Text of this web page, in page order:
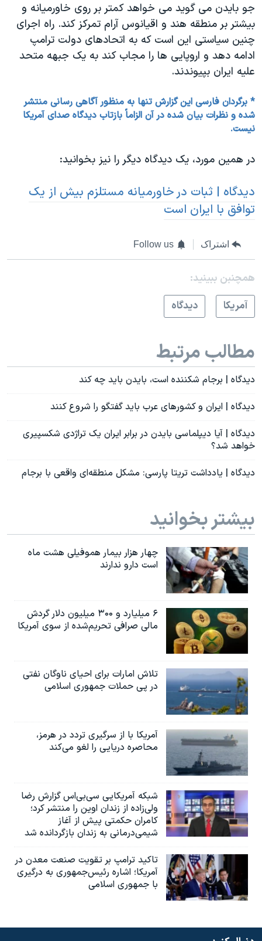
جو بایدن می گوید می خواهد کمتر بر روی خاورمیانه و
بیشتر بر منطقه هند و اقیانوس آرام تمرکز کند. راه اجرای
چنین سیاستی این است که به اتحادهای دولت ترامپ
ادامه دهد و اروپایی ها را مجاب کند به یک جبهه متحد
علیه ایران بپیوندند.
* برگردان فارسی این گزارش تنها به منظور آگاهی رسانی منتشر
شده و نظرات بیان شده در آن الزاماً بازتاب دیدگاه صدای آمریکا
نیست.
در همین مورد، یک دیدگاه دیگر را نیز بخوانید:
دیدگاه | ثبات در خاورمیانه مستلزم بیش از یک
توافق با ایران است
اشتراک Follow us
همچنبن ببینید:
آمريکا
دیدگاه
مطالب مرتبط
دیدگاه | برجام شکننده است، بایدن باید چه کند
دیدگاه | ایران و کشورهای عرب باید گفتگو را شروع کنند
دیدگاه | آیا دیپلماسی بایدن در برابر ایران یک تراژدی شکسپیری
خواهد شد؟
دیدگاه | یادداشت تریتا پارسی: مشکل منطقه‌ای واقعی با برجام
بیشتر بخوانید
چهار هزار بیمار هموفیلی هشت ماه
است دارو ندارند
۶ میلیارد و ۳۰۰ میلیون دلار گردش
مالی صرافی تحریم‌شده از سوی آمریکا
تلاش امارات برای احیای ناوگان نفتی
در پی حملات جمهوری اسلامی
آمریکا با از سرگیری تردد در هرمز،
محاصره دریایی را لغو می‌کند
شبکه آمریکایی سی‌بی‌‌اس گزارش رضا
ولی‌زاده از زندان اوین را منتشر کرد؛
کامران حکمتی پیش از آغاز
شیمی‌درمانی به زندان بازگردانده شد
تاکید ترامپ بر تقویت صنعت معدن در
آمریکا؛ اشاره رئیس‌جمهوری به درگیری
با جمهوری اسلامی